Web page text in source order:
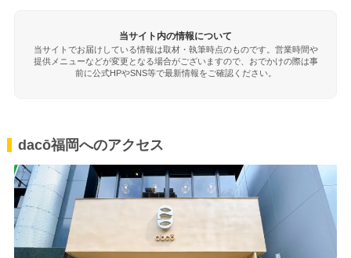
当サイト内の情報について
当サイトでお届けしている情報は取材・執筆時点のものです。営業時間や
提供メニューなどが変更となる場合がございますので、おでかけの際は事
前に公式HPやSNS等で最新情報をご確認ください。
dacō福岡へのアクセス